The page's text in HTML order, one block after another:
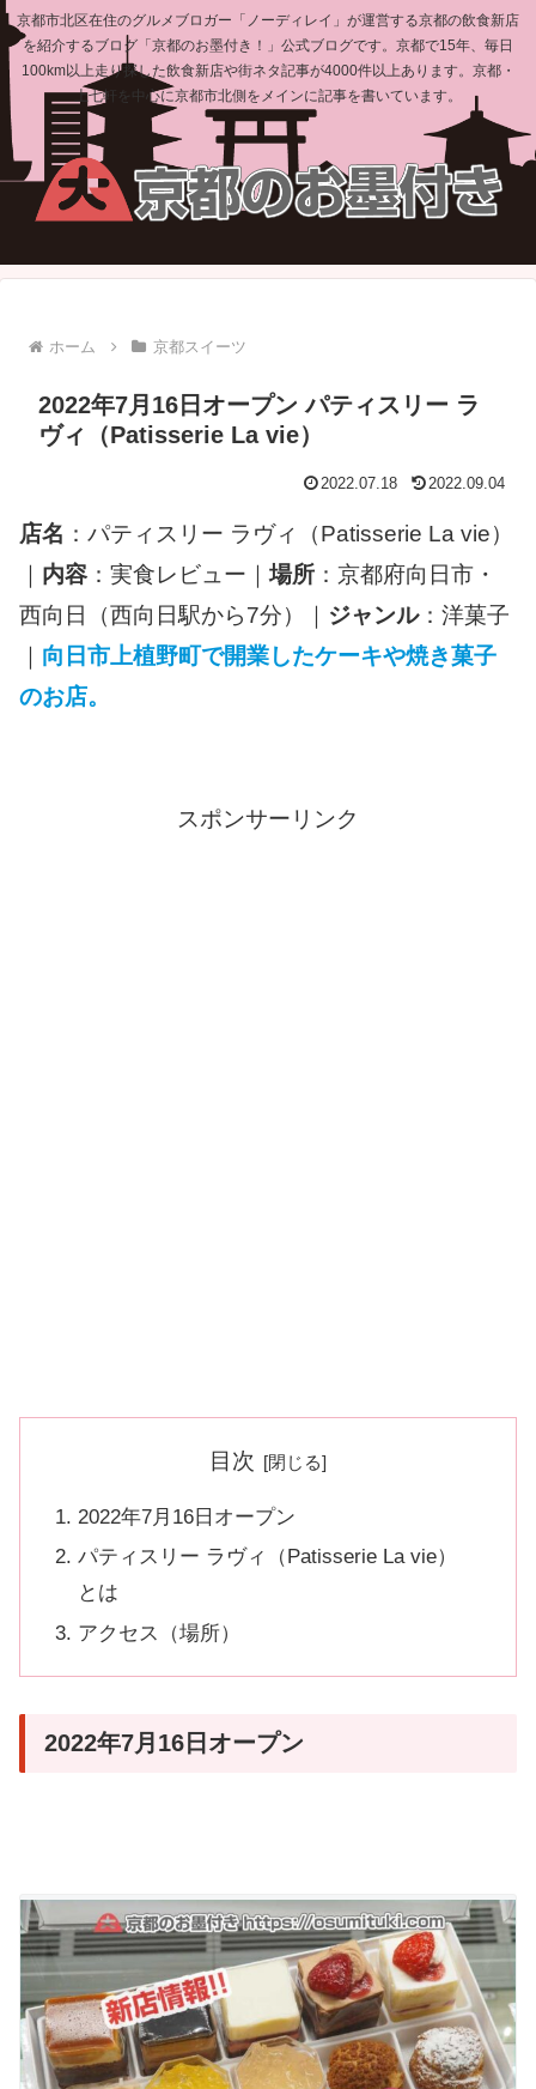
京都市北区在住のグルメブロガー「ノーディレイ」が運営する京都の飲食新店
を紹介するブログ「京都のお墨付き！」公式ブログです。京都で15年、毎日
100km以上走り探した飲食新店や街ネタ記事が4000件以上あります。京都・
上七軒を中心に京都市北側をメインに記事を書いています。
ホーム 京都スイーツ
2022年7月16日オープン パティスリー ラ
ヴィ（Patisserie La vie）
2022.07.18 2022.09.04
店名 ：パティスリー ラヴィ（Patisserie La vie）
内容 ：実食レビュー｜場所 ：京都府向日市・
西向日（西向日駅から7分）｜ ジャンル：洋菓子
向日市上植野町で開業したケーキや焼き菓子
のお店。
スポンサーリンク
目次
2022年7月16日オープン
パティスリー ラヴィ（Patisserie La vie）
とは
アクセス（場所）
2022年7月16日オープン